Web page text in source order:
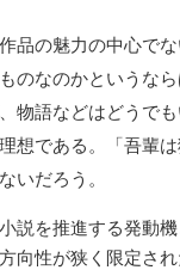
の魅力の中心で
のなのかというな
物語などはどうで
想である。「吾輩
いだろう。
を推進する発動
向性が狭く限定さ